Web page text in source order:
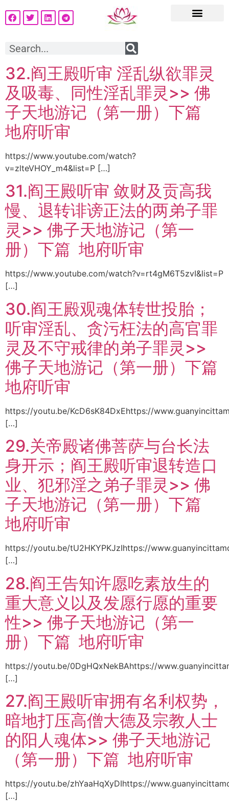
32.阎王殿听审 淫乱纵欲罪灵
及吸毒、同性淫乱罪灵>> 佛
子天地游记（第一册）下篇
地府听审
https://www.youtube.com/watch?
v=zlteVHOY_m4&list=P […]
31.阎王殿听审 敛财及贡高我
慢、退转诽谤正法的两弟子罪
灵>> 佛子天地游记（第一
册）下篇 地府听审
https://www.youtube.com/watch?v=rt4gM6T5zvI&list=P
[…]
30.阎王殿观魂体转世投胎；
听审淫乱、贪污枉法的高官罪
灵及不守戒律的弟子罪灵>>
佛子天地游记（第一册）下篇
地府听审
https://youtu.be/KcD6sK84DxEhttps://
[…]
29.关帝殿诸佛菩萨与台长法
身开示；阎王殿听审退转造口
业、犯邪淫之弟子罪灵>> 佛
子天地游记（第一册）下篇
地府听审
https://youtu.be/tU2HKYPKJzIhttps://
[…]
28.阎王告知许愿吃素放生的
重大意义以及发愿行愿的重要
性>> 佛子天地游记（第一
册）下篇 地府听审
https://youtu.be/0DgHQxNekBAhttps://
[…]
27.阎王殿听审拥有名利权势，
暗地打压高僧大德及宗教人士
的阳人魂体>> 佛子天地游记
（第一册）下篇 地府听审
https://youtu.be/zhYaaHqXyDIhttps://
[…]